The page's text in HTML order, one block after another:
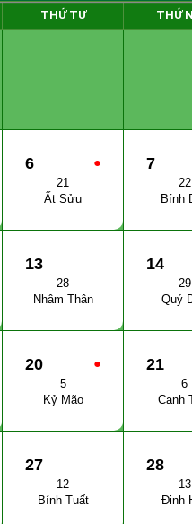
THỨ TƯ THỨ
●
6
21
Ất Sửu
7
22
Bính
13
28
Nhâm Thân
14
29
Quý
●
20
5
Kỷ Mão
21
6
Canh
27
12
Bính Tuất
28
13
Đinh